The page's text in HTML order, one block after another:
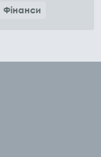
Фінанси